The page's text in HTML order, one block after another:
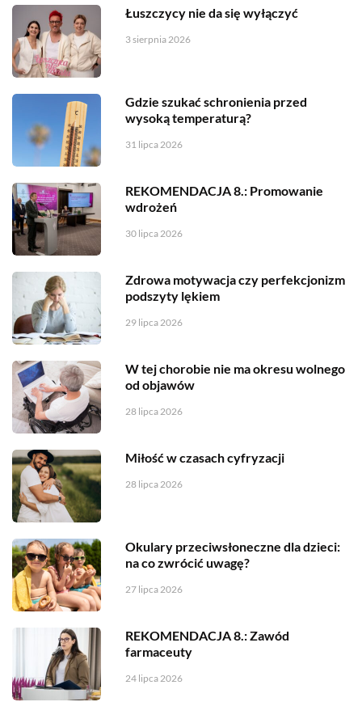
Łuszczycy nie da się wyłączyć
3 sierpnia 2026
Gdzie szukać schronienia przed
wysoką temperaturą?
31 lipca 2026
REKOMENDACJA 8.: Promowanie
wdrożeń
30 lipca 2026
Zdrowa motywacja czy perfekcjonizm
podszyty lękiem
29 lipca 2026
W tej chorobie nie ma okresu wolnego
od objawów
28 lipca 2026
Miłość w czasach cyfryzacji
28 lipca 2026
Okulary przeciwsłoneczne dla dzieci:
na co zwrócić uwagę?
27 lipca 2026
REKOMENDACJA 8.: Zawód
farmaceuty
24 lipca 2026